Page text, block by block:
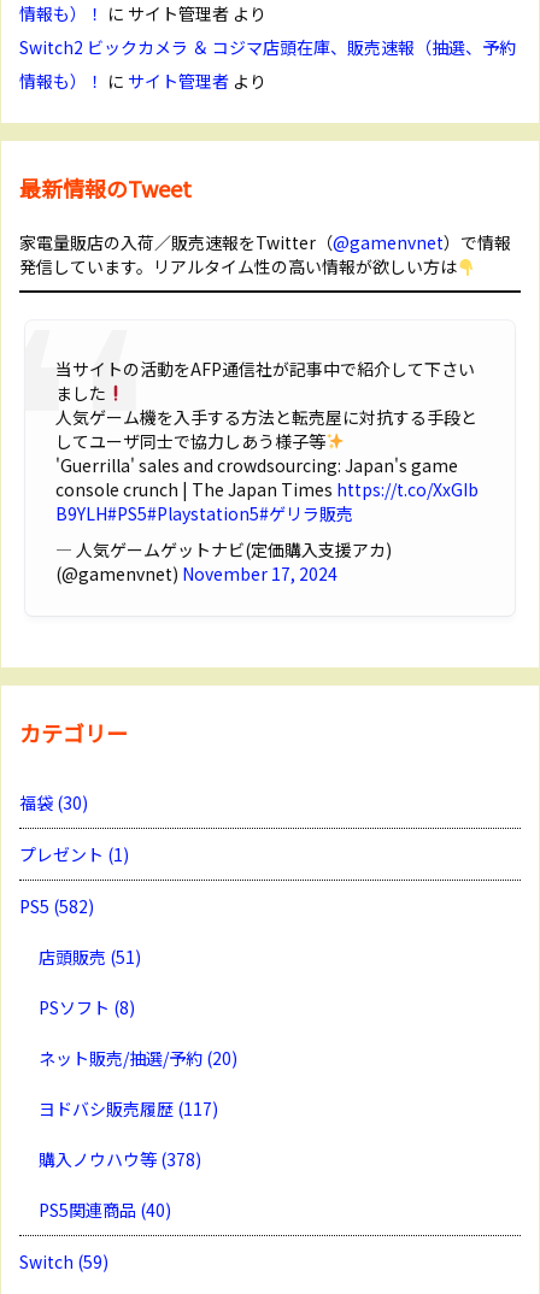
情報も）！ に サイト管理者 より
Switch2 ビックカメラ ＆ コジマ店頭在庫、販売速報（抽選、予約
情報も）！ に サイト管理者 より
最新情報のTweet
家電量販店の入荷／販売速報をTwitter（@gamenvnet）で情報
発信しています。リアルタイム性の高い情報が欲しい方は
当サイトの活動をAFP通信社が記事中で紹介して下さい
ました
人気ゲーム機を入手する方法と転売屋に対抗する手段と
してユーザ同士で協力しあう様子等
'Guerrilla' sales and crowdsourcing: Japan's game
console crunch | The Japan Times https://t.co/XxGIb
B9YLH#PS5#Playstation5#ゲリラ販売
— 人気ゲームゲットナビ(定価購入支援アカ)
(@gamenvnet) November 17, 2024
カテゴリー
福袋 (30)
プレゼント (1)
PS5 (582)
店頭販売 (51)
PSソフト (8)
ネット販売/抽選/予約 (20)
ヨドバシ販売履歴 (117)
購入ノウハウ等 (378)
PS5関連商品 (40)
Switch (59)